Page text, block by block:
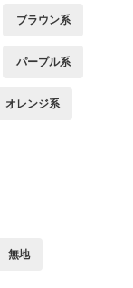
ブラウン系
パープル系
オレンジ系
無地